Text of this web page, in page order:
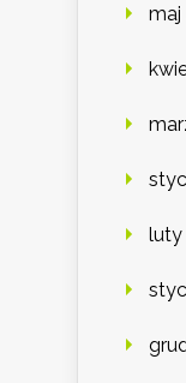
maj
luty